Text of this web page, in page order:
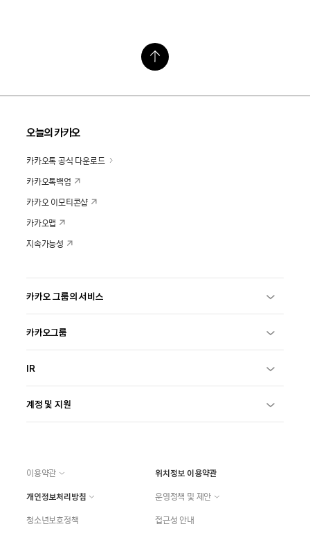
오늘의 카카오
카카오톡 공식 다운로드
카카오톡백업
카카오 이모티콘샵
카카오맵
지속가능성
카카오 그룹의 서비스
카카오그룹
IR
계정 및 지원
이용약관
위치정보 이용약관
개인정보처리방침
운영정책 및 제안
청소년보호정책
접근성 안내